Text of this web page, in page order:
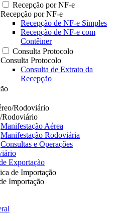
Recepção por NF-e
Recepção por NF-e
Recepção de NF-e Simples
Recepção de NF-e com
Contêiner
Consulta Protocolo
Consulta Protocolo
Consulta de Extrato da
Recepção
Rodoviário
Rodoviário
Manifestação Aérea
Manifestação Rodoviária
Consultas e Operações
Exportação
de Importação
Importação